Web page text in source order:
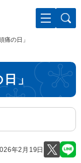
痛の日」
」
年2月19日